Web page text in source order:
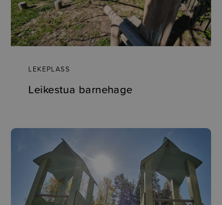
LEKEPLASS
Leikestua barnehage